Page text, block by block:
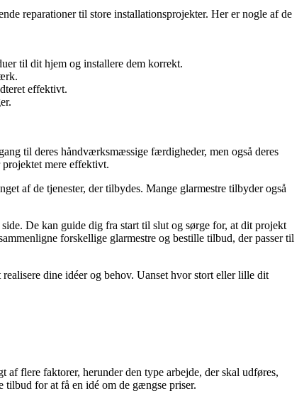
reparationer til store installationsprojekter. Her er nogle af de
til dit hjem og installere dem korrekt.
effektivt.
til deres håndværksmæssige færdigheder, men også deres
mere effektivt.
af de tjenester, der tilbydes. Mange glarmestre tilbyder også
De kan guide dig fra start til slut og sørge for, at dit projekt
forskellige glarmestre og bestille tilbud, der passer til
dine idéer og behov. Uanset hvor stort eller lille dit
flere faktorer, herunder den type arbejde, der skal udføres,
for at få en idé om de gængse priser.